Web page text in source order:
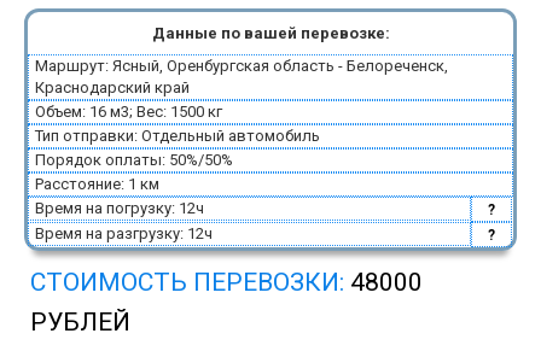
Данные по вашей перевозке:
Маршрут: Ясный, Оренбургская область - Белореченск,
Краснодарский край
Объем: 16 м3; Вес: 1500 кг
Тип отправки: Отдельный автомобиль
Порядок оплаты: 50%/50%
Расстояние: 1 км
Время на погрузку: 12ч
?
Время на разгрузку: 12ч ?
СТОИМОСТЬ ПЕРЕВОЗКИ: 48000
РУБЛЕЙ